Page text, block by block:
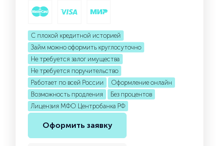
С плохой кредитной историей
Займ можно оформить круглосуточно
Не требуется залог имущества
Не требуется поручительство
Работает по всей России
Оформление онлайн
Возможность продления
Без процентов
Лицензия МФО Центробанка РФ
Оформить заявку